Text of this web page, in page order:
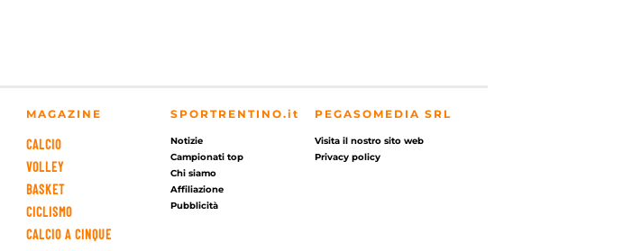
MAGAZINE
CALCIO
VOLLEY
BASKET
CICLISMO
CALCIO A CINQUE
SPORTRENTINO.it
Notizie
Campionati top
Chi siamo
Affiliazione
Pubblicità
PEGASOMEDIA SRL
Visita il nostro sito web
Privacy policy